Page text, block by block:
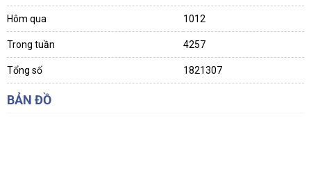
Hôm qua 1012
Trong tuần 4257
Tổng số 1821307
BẢN ĐỒ